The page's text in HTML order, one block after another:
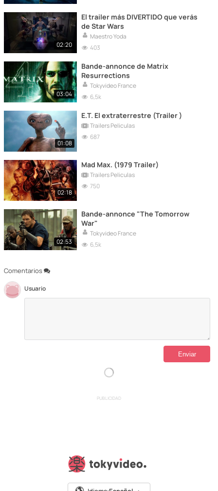
Comentarios
Usuario
02:20
El trailer más DIVERTIDO que verás
de Star Wars
Maestro Yoda
403
03:04
Bande-annonce de Matrix
Resurrections
Tokyvideo France
6,5k
01:08
E.T. El extraterrestre (Trailer )
Trailers Peliculas
687
02:18
Mad Max. (1979 Trailer)
Trailers Peliculas
750
02:53
Bande-annonce "The Tomorrow
War"
Tokyvideo France
6,5k
PUBLICIDAD